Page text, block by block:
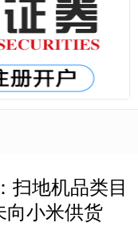
扫地机品类目
向小米供货